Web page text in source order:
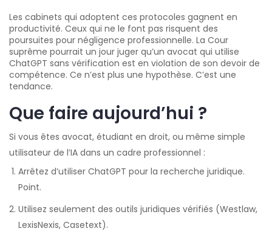
Les cabinets qui adoptent ces protocoles gagnent en
productivité. Ceux qui ne le font pas risquent des
poursuites pour négligence professionnelle. La Cour
suprême pourrait un jour juger qu’un avocat qui utilise
ChatGPT sans vérification est en violation de son devoir de
compétence. Ce n’est plus une hypothèse. C’est une
tendance.
Que faire aujourd’hui ?
Si vous êtes avocat, étudiant en droit, ou même simple
utilisateur de l’IA dans un cadre professionnel :
Arrêtez d’utiliser ChatGPT pour la recherche juridique.
Point.
Utilisez seulement des outils juridiques vérifiés (Westlaw,
LexisNexis, Casetext).